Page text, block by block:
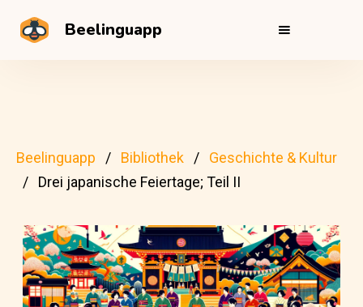
Beelinguapp
Beelinguapp Bibliothek
Geschichte & Kultur
Drei japanische Feiertage; Teil II